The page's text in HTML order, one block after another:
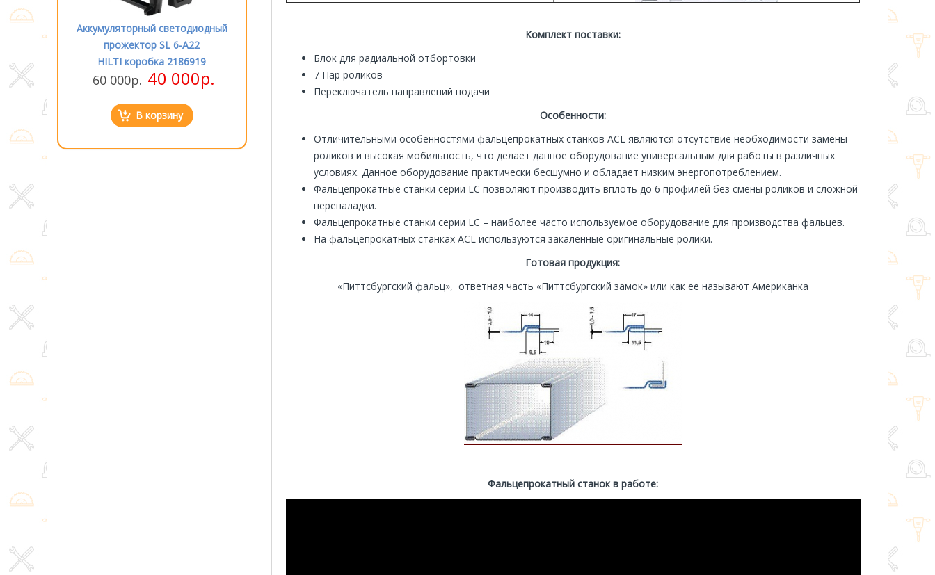
Аккумуляторный светодиодный
прожектор SL 6-A22
HILTI коробка 2186919
60 000р. 40 000р.
В корзину
HILTI коробка 2186919
60 000р. 40 000р.
Аккумуляторный светодиодный
HILTI коробка 2186919
Комплект поставки:
Блок для радиальной отбортовки
7 Пар роликов
Переключатель направлений подачи
Особенности:
Отличительными особенностями фальцепрокатных станков ACL являются отсутствие необходимости замены
роликов и высокая мобильность, что делает данное оборудование универсальным для работы в различных
условиях. Данное оборудование практически бесшумно и обладает низким энергопотреблением.
Фальцепрокатные станки серии LC позволяют производить вплоть до 6 профилей без смены роликов и сложной
переналадки.
Фальцепрокатные станки серии LC – наиболее часто используемое оборудование для производства фальцев.
На фальцепрокатных станках ACL используются закаленные оригинальные ролики.
Готовая продукция:
«Питтсбургский фальц», ответная часть «Питтсбургский замок» или как ее называют Американка
Фальцепрокатный станок в работе: